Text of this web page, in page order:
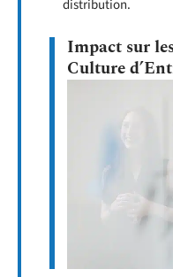
distribution.
Impact sur
Culture